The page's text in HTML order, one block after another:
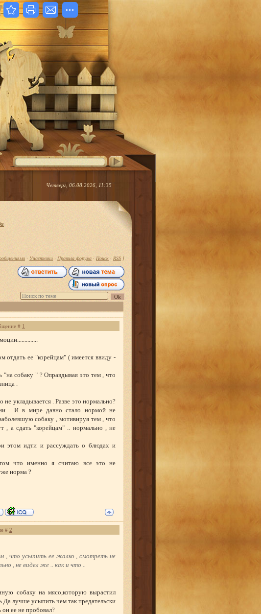
Четверг, 06.08.2026, 11:35
· Участники · Правила форума · Поиск · RSS ]
# 1
отдать ее "корейцам" ( имеется ввиду -
собаку " ? Оправдывая это тем , что
.
укладывается . Разве это нормально?
. И в мире давно стало нормой не
собаку , мотивируя тем , что
, а сдать "корейцам" .. нормально , не
этом идти и рассуждать о блюдах и
что именно я считаю все это не
норма ?
# 2
, что усыпить ее жалко , смотреть не
, не видел же .. как и что ..
собаку на мясо,которую вырастил
лучше усыпить чем так предательски
ее не пробовал?